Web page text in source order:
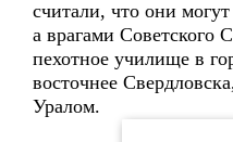
считали, что они могут
а врагами Советского
пехотное училище в
восточнее
Уралом.